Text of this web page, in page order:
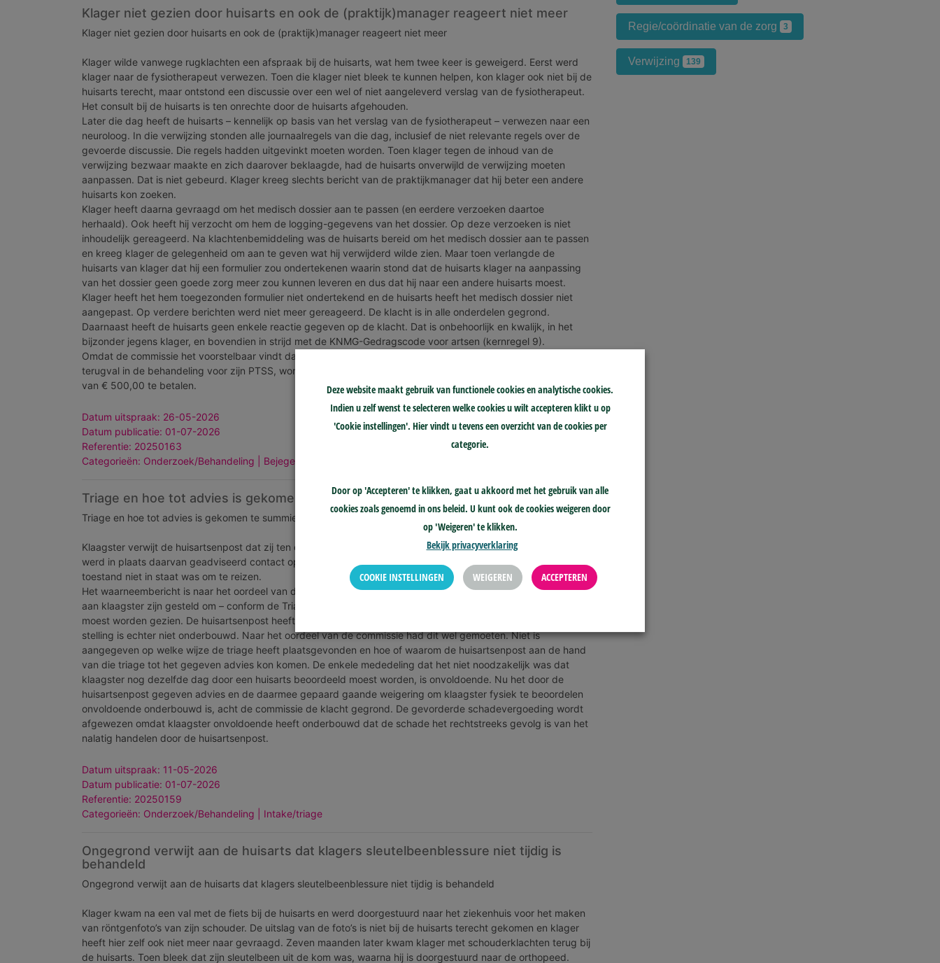
Deze website maakt gebruik van functionele cookies en analytische cookies.
Indien u zelf wenst te selecteren welke cookies u wilt accepteren klikt u op
'Cookie instellingen'. Hier vindt u tevens een overzicht van de cookies per
categorie.
Door op 'Accepteren' te klikken, gaat u akkoord met het gebruik van alle
cookies zoals genoemd in ons beleid. U kunt ook de cookies weigeren door
op 'Weigeren' te klikken.
Bekijk privacyverklaring
COOKIE INSTELLINGEN WEIGEREN ACCEPTEREN